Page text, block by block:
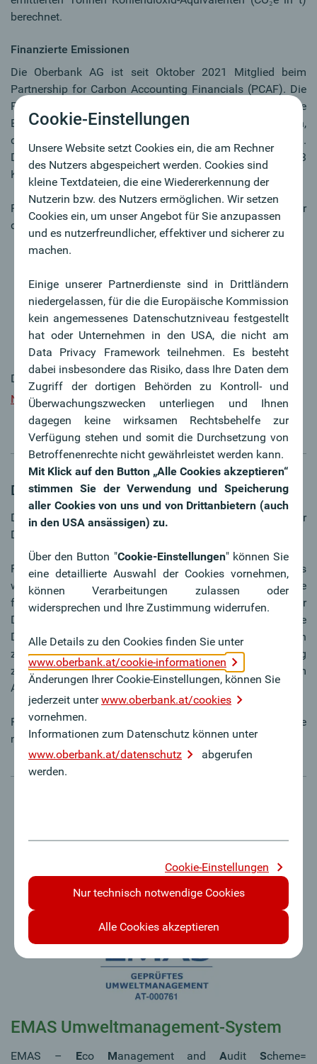
berechnet.
Finanzierte Emissionen
Die Oberbank AG ist seit Oktober 2021 Mitglied beim
Partnership for Carbon Accounting Financials (PCAF). Die
PCAF-Methodologie ermöglicht eine weltweit einheitliche
Berechnung und Offenlegung der Treibhausgasemissionen,
die durch Finanzierungen und Investments entstehen.
Diese Treibhausgasemissionen werden dem Scope 3
Kategorie 15 (gemäß GHG-Protocol) zugeordnet.
Für das Jahr 2024 wurden die finanzierten Emissionen für
die folgenden sechs Assetklassen ermittelt:
Börsennotierte Aktien und Unternehmensanleihen
Hypotheken
Gewerbeimmobilien
Staatsanleihen
Details zu den Ergebnissen und zur Berechnung: siehe
Nachhaltigkeitsbericht
Dekarbonisierung
Die Oberbank startete im Jahr 2023 die Entwicklung einer
Dekarbonisierungsstrategie für ihr gesamtes Portfolio.
Für den überwiegenden Großteil des Kreditportfolios
wurden im Laufe des Jahres 2025 Dekarbonisierungsziele
festgelegt und mit passenden Maßnahmen in einer
Dekarbonisierungsstrategie verschriftlicht. Die
Dekarbonisierungsstrategie ist für die Oberbank ein
zentraler Baustein auf ihrem Weg, einen messbaren Beitrag
zur Erreichung der Pariser Klimaziele zu leisten und dem
Anspruch des Regulators gerecht zur werden.
Für Details verweisen wir auf die konsolidierte
nichtfinanzielle Erklärung 2025.
EMAS Umweltmanagement-System
EMAS – Eco Management andAuditScheme=
Cookie-Einstellungen
Unsere Website setzt Cookies ein, die am Rechner
des Nutzers abgespeichert werden. Cookies sind
kleine Textdateien, die eine Wiedererkennung der
Nutzerin bzw. des Nutzers ermöglichen. Wir setzen
Cookies ein, um unser Angebot für Sie anzupassen
und es nutzerfreundlicher, effektiver und sicherer zu
machen.
Einige unserer Partnerdienste sind in Drittländern
niedergelassen, für die die Europäische Kommission
kein angemessenes Datenschutzniveau festgestellt
hat oder Unternehmen in den USA, die nicht am
Data Privacy Framework teilnehmen. Es besteht
dabei insbesondere das Risiko, dass Ihre Daten dem
Zugriff der dortigen Behörden zu Kontroll- und
Überwachungszwecken unterliegen und Ihnen
dagegen keine wirksamen Rechtsbehelfe zur
Verfügung stehen und somit die Durchsetzung von
Betroffenenrechte nicht gewährleistet werden kann.
Mit Klick auf den Button „Alle Cookies akzeptieren“
stimmen Sie der Verwendung und Speicherung
aller Cookies von uns und von Drittanbietern (auch
in den USA ansässigen) zu.
Über den Button "Cookie-Einstellungen" können Sie
eine detaillierte Auswahl der Cookies vornehmen,
können Verarbeitungen zulassen oder
widersprechen und Ihre Zustimmung widerrufen.
Alle Details zu den Cookies finden Sie unter
www.oberbank.at/cookie-informationen
Änderungen Ihrer Cookie-Einstellungen, können Sie
jederzeit unterwww.oberbank.at/cookies
vornehmen.
Informationen zum Datenschutz können unter
www.oberbank.at/datenschutz
abgerufen
werden.
Cookie-Einstellungen
Nur technisch notwendige Cookies
Alle Cookies akzeptieren